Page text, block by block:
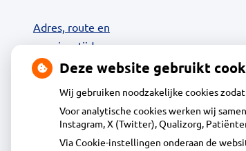
Adres, route en
openingstijden
Contact
Uw zorg online
24-uurs Afhaalkluis
Diensten
Klantenservice
Deze website gebruikt
Wij gebruiken noodzakelijke cookies
Voor analytische cookies werken wij
Instagram, X (Twitter), Qualizorg,
Via Cookie-instellingen onderaan de